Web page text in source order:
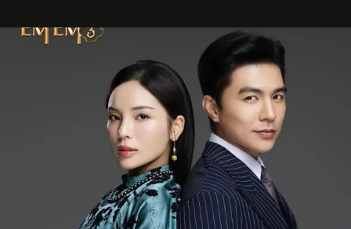
mang đến niềm vui cho thực khách.